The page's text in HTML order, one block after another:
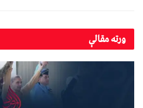
ورتهمقالې